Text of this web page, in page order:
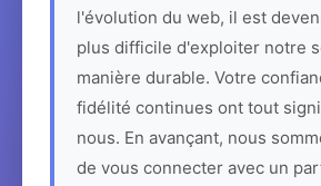
l'évolution du web, il est
plus difficile d'exploiter notre
manière durable. Votre
fidélité continues ont tout
nous. En avançant, nous
de vous connecter avec un